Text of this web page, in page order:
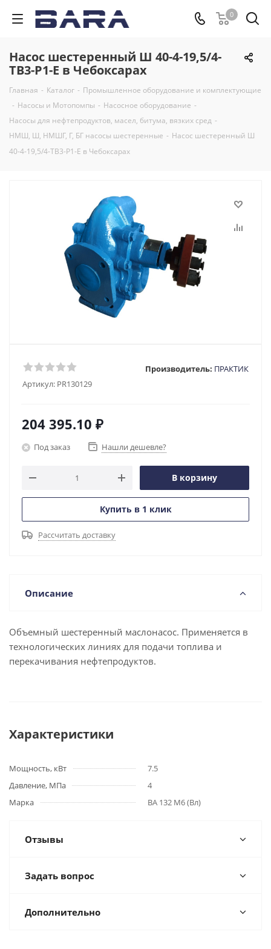
0
Насос шестеренный Ш 40-4-19,5/4-
ТВ3-Р1-Е в Чебоксарах
Главная - Каталог - Промышленное оборудование и комплектующие
- Насосы и Мотопомпы - Насосное оборудование -
Насосы для нефтепродуктов, масел, битума, вязких сред -
НМШ, Ш, НМШГ, Г, БГ насосы шестеренные - Насос шестеренный Ш
40-4-19,5/4-ТВ3-Р1-Е в Чебоксарах
Артикул: PR130129
Производитель: ПРАКТИК
204 395.10 ₽
Под заказ Нашли дешевле?
В корзину
Купить в 1 клик
Рассчитать доставку
Описание
Объемный шестеренный маслонасос. Применяется в
технологических линиях для подачи топлива и
перекачивания нефтепродуктов.
Характеристики
Мощность, кВт
7.5
Давление, МПа
4
Марка
ВА 132 М6 (Вл)
Отзывы
Задать вопрос
Дополнительно